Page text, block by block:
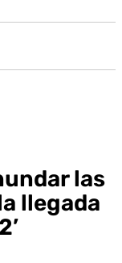
las
llegada